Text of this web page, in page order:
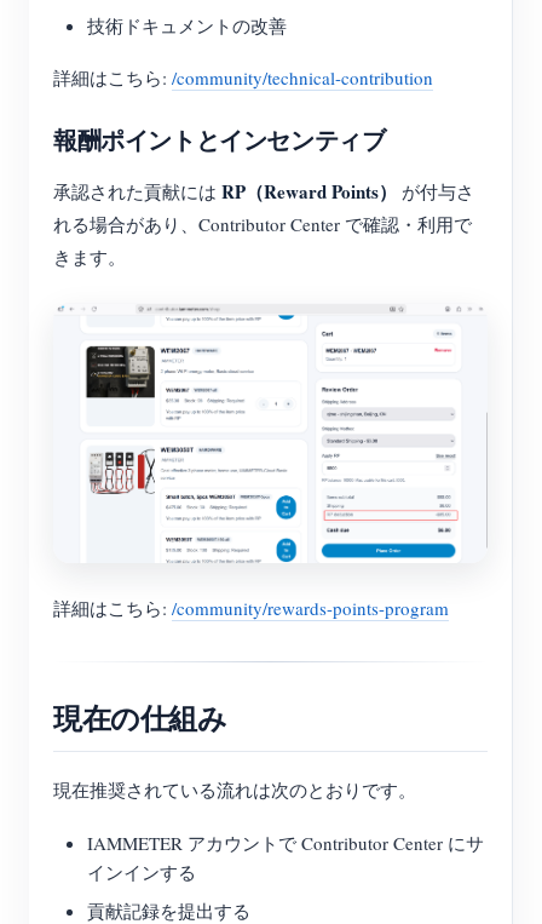
技術ドキュメントの改善
詳細はこちら: /community/technical-contribution
報酬ポイントとインセンティブ
承認された貢献には RP（Reward Points）
が付与さ
れる場合があり、Contributor Center で確認・利用で
きます。
詳細はこちら: /community/rewards-points-program
現在の仕組み
現在推奨されている流れは次のとおりです。
IAMMETER アカウントで Contributor Center にサ
インインする
貢献記録を提出する